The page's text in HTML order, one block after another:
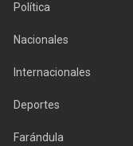
Política
Nacionales
Internacionales
Deportes
Farándula